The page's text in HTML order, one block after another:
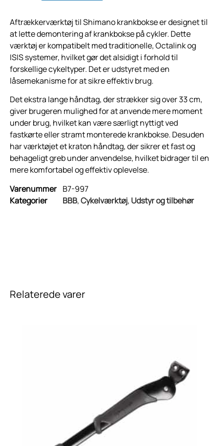
Aftrækkerværktøj til Shimano krankbokse er designet til
at lette demontering af krankbokse på cykler. Dette
værktøj er kompatibelt med traditionelle, Octalink og
ISIS systemer, hvilket gør det alsidigt i forhold til
forskellige cykeltyper. Det er udstyret med en
låsemekanisme for at sikre effektiv brug.
Det ekstra lange håndtag, der strækker sig over 33 cm,
giver brugeren mulighed for at anvende mere moment
under brug, hvilket kan være særligt nyttigt ved
fastkørte eller stramt monterede krankbokse. Desuden
har værktøjet et kraton håndtag, der sikrer et fast og
behageligt greb under anvendelse, hvilket bidrager til en
mere komfortabel og effektiv oplevelse.
Varenummer B7-997
Kategorier
BBB,Cykelværktøj, Udstyr og tilbehør
Relaterede varer